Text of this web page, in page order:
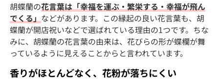
胡蝶蘭の花言葉は「幸福を運ぶ・繁栄する・幸福が飛ん
でくる」などがあります。この縁起の良い花言葉も、胡
蝶蘭が開店祝いなどで選ばれている理由の1つです。ちな
みに、胡蝶蘭の花言葉の由来は、花びらの形が蝶欄が舞
っているように見えることからと言われています。
香りがほとんどなく、花粉が落ちにくい